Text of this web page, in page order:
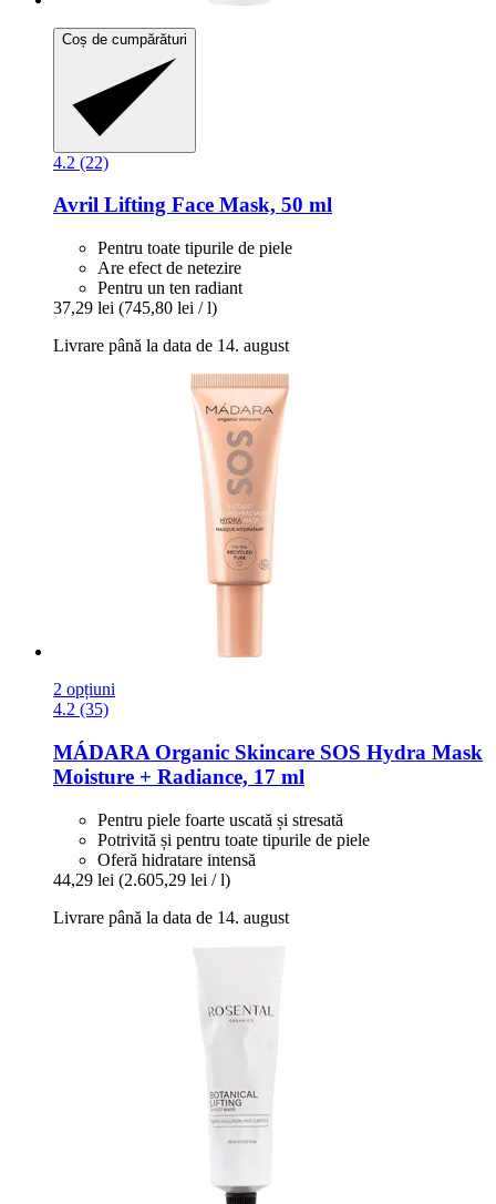
Coș de cumpărături
4.2 (22)
Avril Lifting Face Mask, 50 ml
Pentru toate tipurile de piele
Are efect de netezire
Pentru un ten radiant
37,29 lei (745,80 lei / l)
Livrare până la data de 14. august
2 opțiuni
4.2 (35)
MÁDARA Organic Skincare SOS Hydra Mask
Moisture + Radiance, 17 ml
Pentru piele foarte uscată și stresată
Potrivită și pentru toate tipurile de piele
Oferă hidratare intensă
44,29 lei (2.605,29 lei / l)
Livrare până la data de 14. august